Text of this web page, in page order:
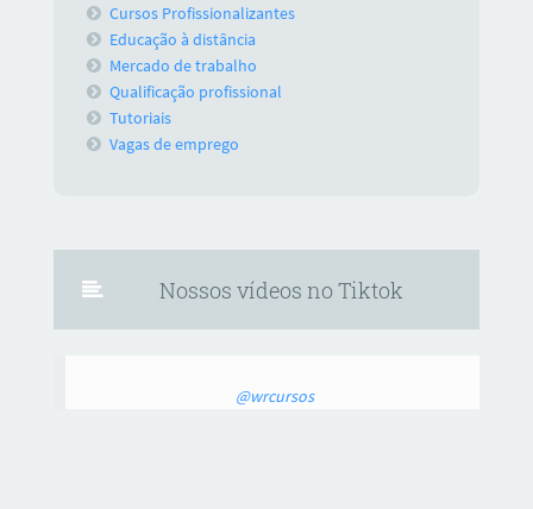
Cursos Profissionalizantes
Educação à distância
Mercado de trabalho
Qualificação profissional
Tutoriais
Vagas de emprego
Nossos vídeos no Tiktok
@wrcursos